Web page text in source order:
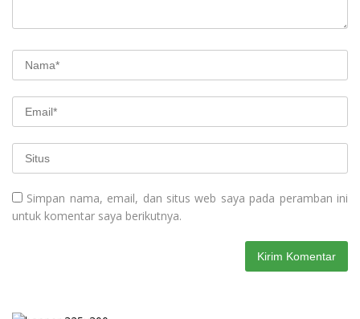
Simpan nama, email, dan situs web saya pada peramban ini
untuk komentar saya berikutnya.